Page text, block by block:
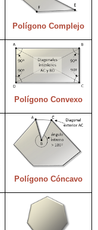
Polígono Complejo
Polígono Convexo
Polígono Cóncavo